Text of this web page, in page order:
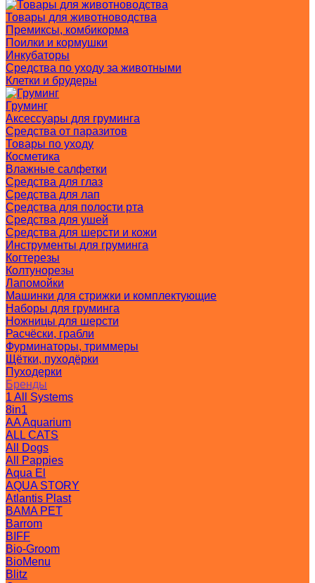
Товары для животноводства
Премиксы, комбикорма
Поилки и кормушки
Инкубаторы
Средства по уходу за животными
Клетки и брудеры
Груминг
Аксессуары для груминга
Средства от паразитов
Товары по уходу
Косметика
Влажные салфетки
Средства для глаз
Средства для лап
Средства для полости рта
Средства для ушей
Средства для шерсти и кожи
Инструменты для груминга
Когтерезы
Колтунорезы
Лапомойки
Машинки для стрижки и комплектующие
Наборы для груминга
Ножницы для шерсти
Расчёски, грабли
Фурминаторы, триммеры
Щётки, пуходёрки
Пуходерки
Бренды
1 All Systems
8in1
AA Aquarium
ALL CATS
All Dogs
All Pappies
Aqua El
AQUA STORY
Atlantis Plast
BAMA PET
Barrom
BIFF
Bio-Groom
BioMenu
Blitz